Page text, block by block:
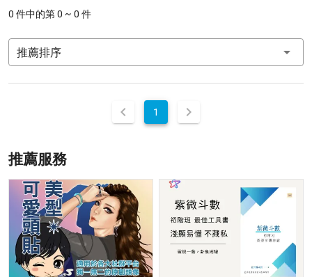
0 件中的第 0 ~ 0 件
推薦排序
1
推薦服務